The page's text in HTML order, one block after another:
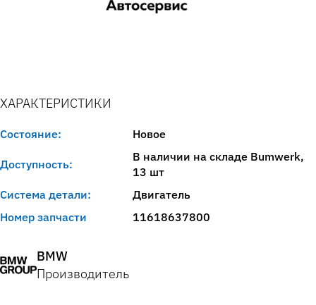
ХАРАКТЕРИСТИКИ
Состояние: Новое
Доступность:
В наличии на складе Bumwerk,
13 шт
Система детали:
Двигатель
Номер запчасти
11618637800
BMW
Производитель